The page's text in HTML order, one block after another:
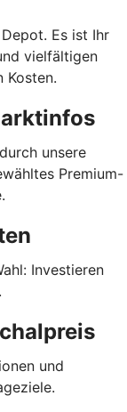
Es ist Ihr
vielfältigen
Kosten.
unsere
Premium-
Investieren
und